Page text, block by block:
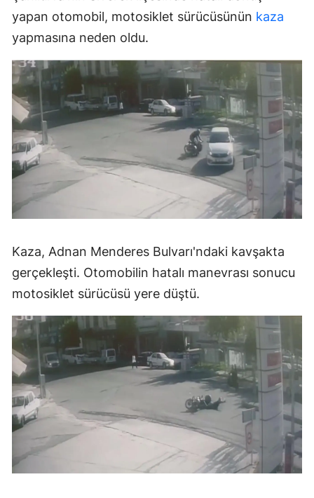
yapan otomobil, motosiklet sürücüsünün kaza
yapmasına neden oldu.
Kaza, Adnan Menderes Bulvarı'ndaki kavşakta
gerçekleşti. Otomobilin hatalı manevrası sonucu
motosiklet sürücüsü yere düştü.